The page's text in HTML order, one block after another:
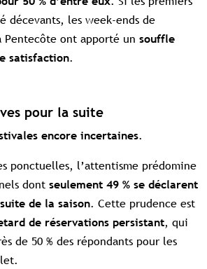
décevants, les week-ends de
Pentecôte ont apporté un souffle
satisfaction.
pour la suite
encore incertaines.
ponctuelles, l’attentisme prédomine
dont seulement 49 % se déclarent
de la saison. Cette prudence est
de réservations persistant, qui
de 50 % des répondants pour les